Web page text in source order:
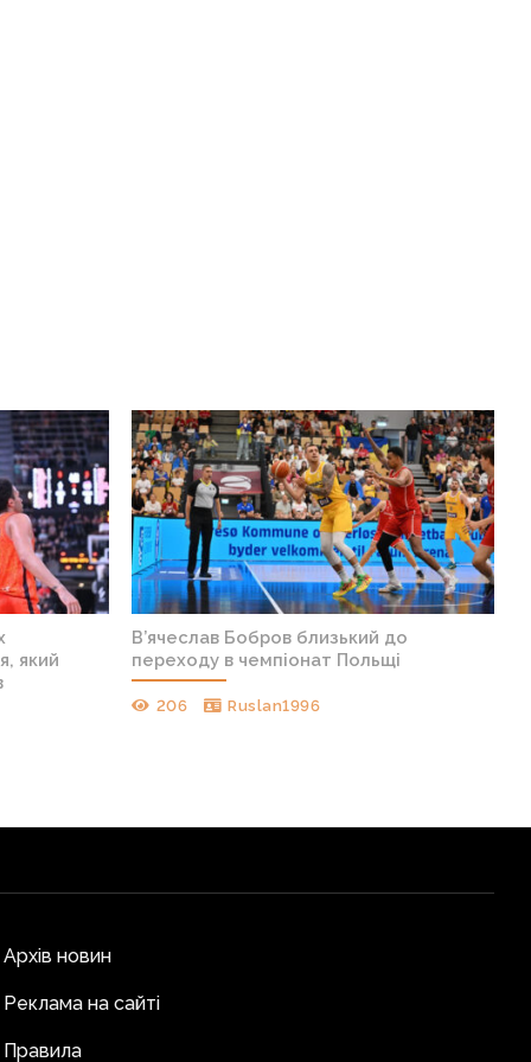
який
В’ячеслав Бобров близький до
переходу в чемпіонат Польщі
206 Ruslan1996
Архів новин
Реклама на сайті
Правила